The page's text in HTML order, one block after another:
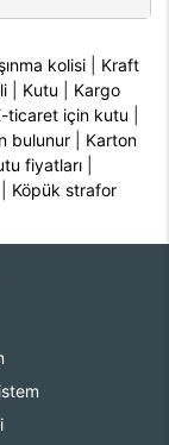
kolisi
Kraft
Kutu
Kargo
ticaret için kutu
bulunur
Karton
fiyatları
Köpük strafor